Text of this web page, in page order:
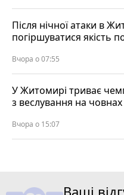
Після нічної атаки в
погіршуватися якість
Вчора о 07:55
У Житомирі триває
з веслування на
Вчора о 15:07